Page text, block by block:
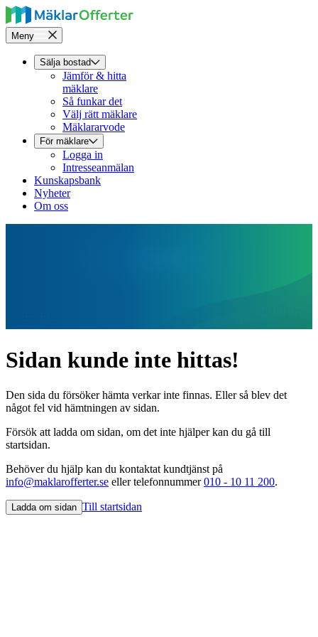
Meny
Sälja bostad
Jämför & hitta
mäklare
Så funkar det
Välj rätt mäklare
Mäklararvode
För mäklare
Logga in
Intresseanmälan
Kunskapsbank
Nyheter
Om oss
Sidan kunde inte hittas!
Den sida du försöker hämta verkar inte finnas. Eller så blev det
något fel vid hämtningen av sidan.
Försök att ladda om sidan, om det inte hjälper kan du gå till
startsidan.
Behöver du hjälp kan du kontaktat kundtjänst på
info@maklarofferter.se eller telefonnummer010 - 10 11 200.
Ladda om sidan Till startsidan